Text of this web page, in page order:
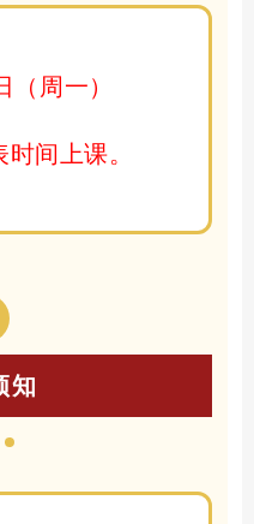
（ 周 一）
间上课。
知